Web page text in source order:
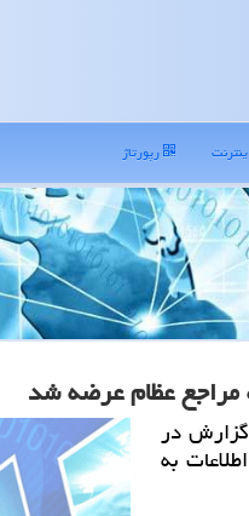
رپورتاژ
مراجع عظام عرضه شد
در
به